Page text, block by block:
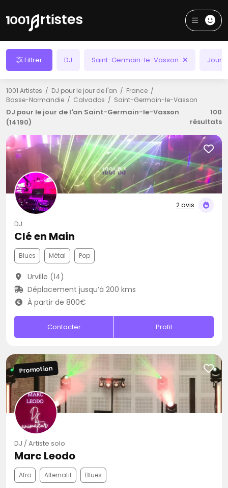
Filtrer DJ Saint-Germain-le-Vasson Jour
1001 Artistes DJ pour le jour de l'an
France
Basse-Normandie
Calvados Saint-Germain-le-Vasson
DJ pour le jour de l'an Saint-Germain-le-Vasson
(14190)
100
résultats
2 avis
DJ
Clé en Main
Blues Métal Pop
Urville (14)
Déplacement jusqu’à 200 kms
À partir de 800€
Contacter Profil
Promotion
DJ / Artiste solo
Marc Leodo
Afro Alternatif Blues